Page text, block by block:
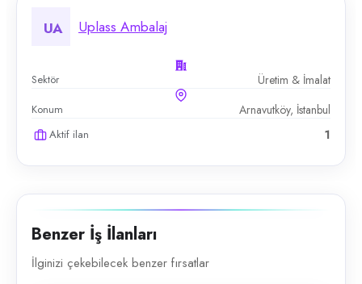
UA Uplass Ambalaj
Sektör Üretim & İmalat
Konum Arnavutköy, İstanbul
Aktif ilan 1
Benzer İş İlanları
İlginizi çekebilecek benzer fırsatlar